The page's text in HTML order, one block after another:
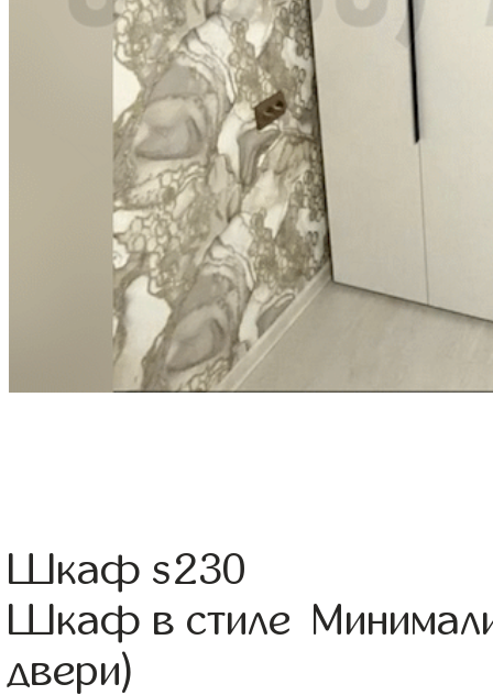
Шкаф s230
Шкаф в стиле
двери)